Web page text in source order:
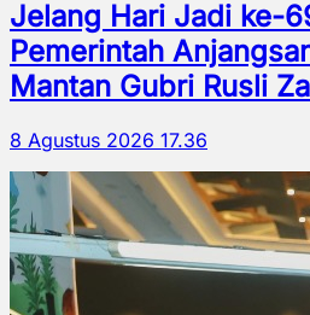
Jelang Hari Jadi ke-
Pemerintah
Mantan Gubri Rusli
8 Agustus 2026 17.36